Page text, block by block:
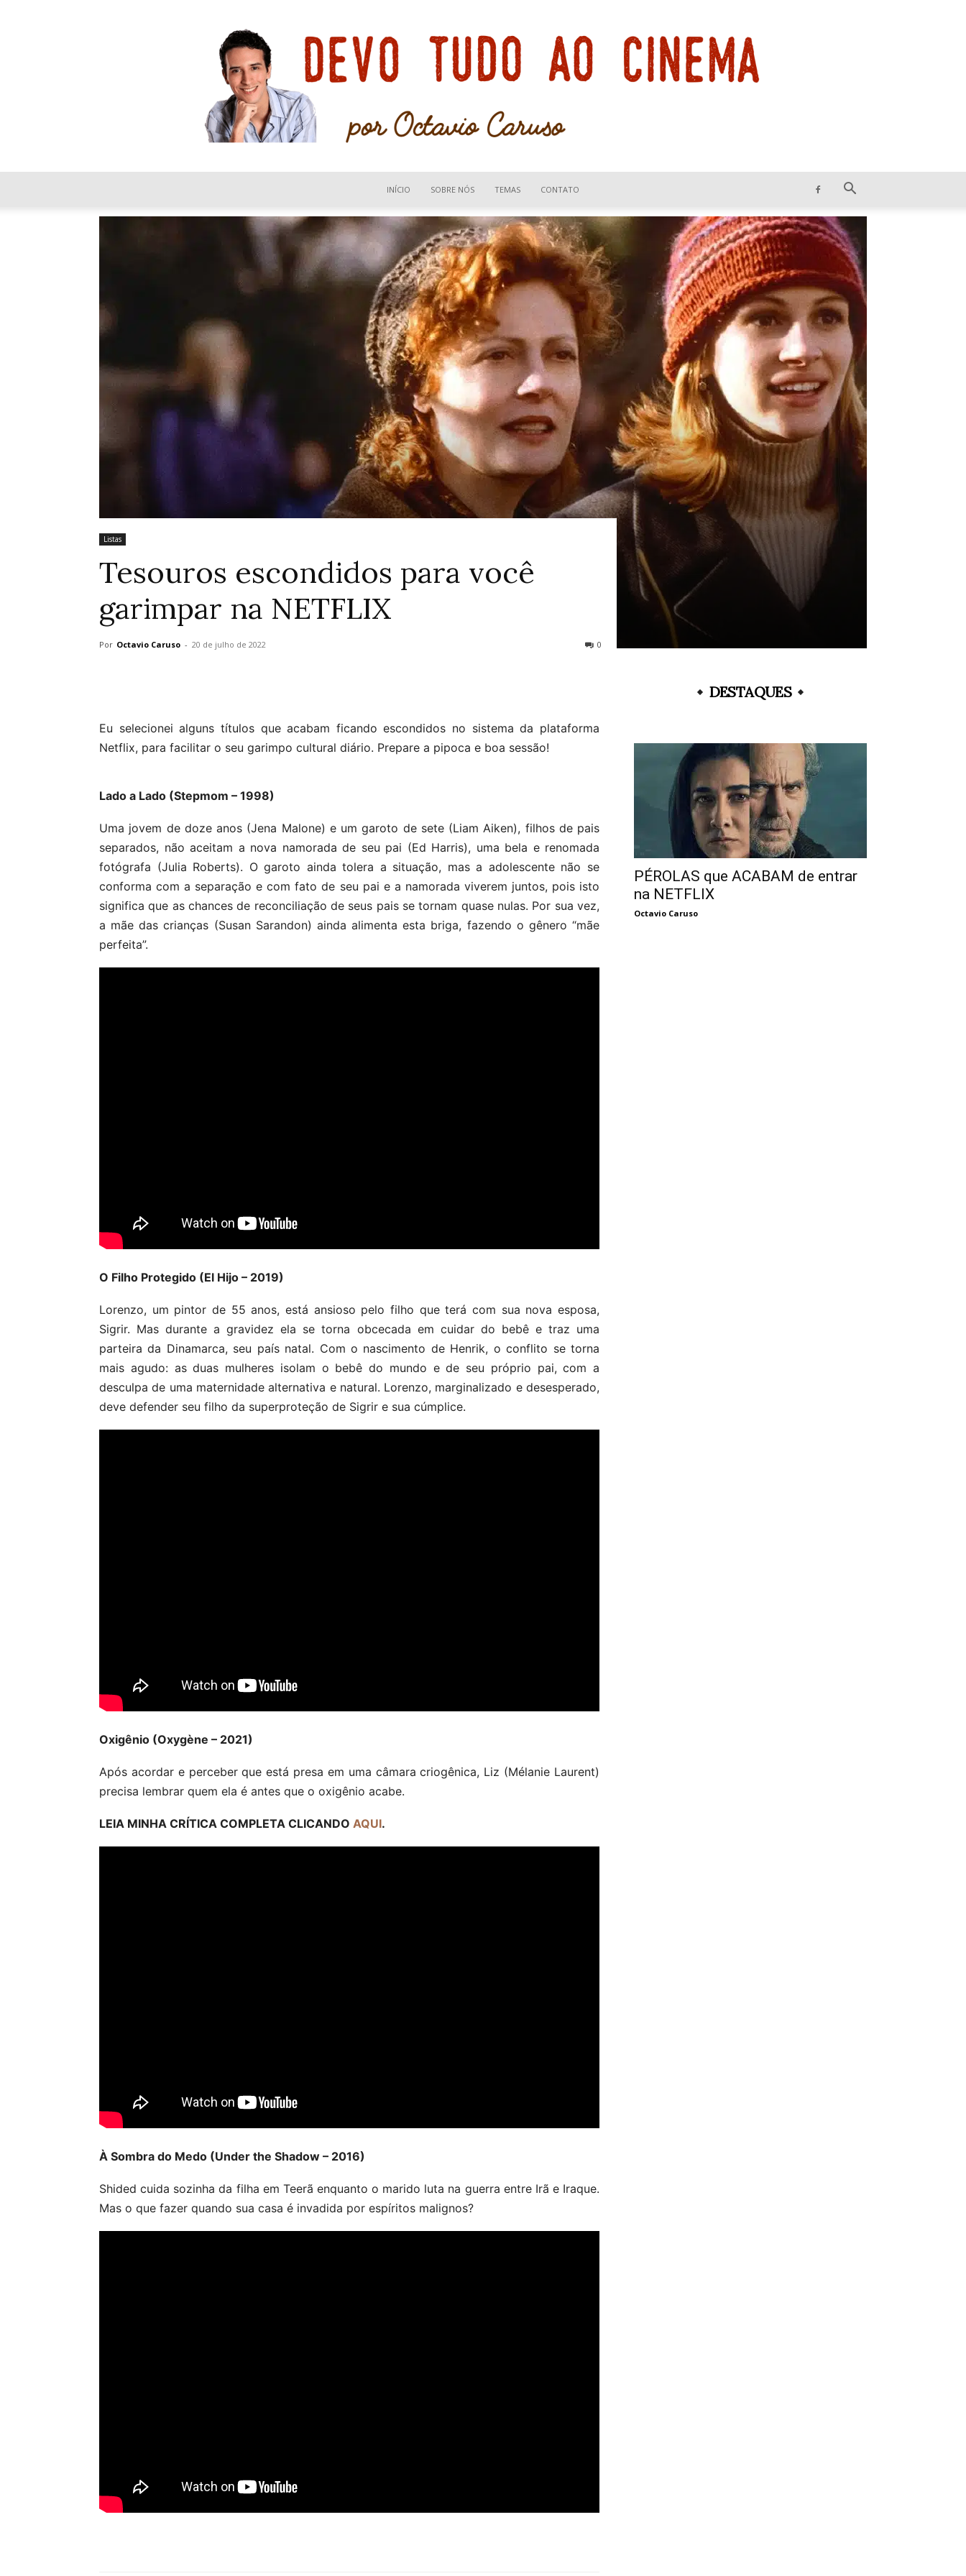
Devo
tudo
ao
INÍCIO SOBRE NÓS TEMAS CONTATO
Listas
Tesouros escondidos para você
garimpar na NETFLIX
Por Octavio Caruso - 20 de julho de 2022 0
Eu selecionei alguns títulos que acabam ficando escondidos no sistema da plataforma
Netflix, para facilitar o seu garimpo cultural diário. Prepare a pipoca e boa sessão!
Lado a Lado (Stepmom – 1998)
Uma jovem de doze anos (Jena Malone) e um garoto de sete (Liam Aiken), filhos de pais
separados, não aceitam a nova namorada de seu pai (Ed Harris), uma bela e renomada
fotógrafa (Julia Roberts). O garoto ainda tolera a situação, mas a adolescente não se
conforma com a separação e com fato de seu pai e a namorada viverem juntos, pois isto
significa que as chances de reconciliação de seus pais se tornam quase nulas. Por sua vez,
a mãe das crianças (Susan Sarandon) ainda alimenta esta briga, fazendo o gênero “mãe
perfeita”.
O Filho Protegido (El Hijo – 2019)
Lorenzo, um pintor de 55 anos, está ansioso pelo filho que terá com sua nova esposa,
Sigrir. Mas durante a gravidez ela se torna obcecada em cuidar do bebê e traz uma
parteira da Dinamarca, seu país natal. Com o nascimento de Henrik, o conflito se torna
mais agudo: as duas mulheres isolam o bebê do mundo e de seu próprio pai, com a
desculpa de uma maternidade alternativa e natural. Lorenzo, marginalizado e desesperado,
deve defender seu filho da superproteção de Sigrir e sua cúmplice.
Oxigênio (Oxygène – 2021)
Após acordar e perceber que está presa em uma câmara criogênica, Liz (Mélanie Laurent)
precisa lembrar quem ela é antes que o oxigênio acabe.
LEIA MINHA CRÍTICA COMPLETA CLICANDO AQUI.
À Sombra do Medo (Under the Shadow – 2016)
Shided cuida sozinha da filha em Teerã enquanto o marido luta na guerra entre Irã e Iraque.
Mas o que fazer quando sua casa é invadida por espíritos malignos?
DESTAQUES
PÉROLAS que ACABAM de entrar
na NETFLIX
Octavio Caruso